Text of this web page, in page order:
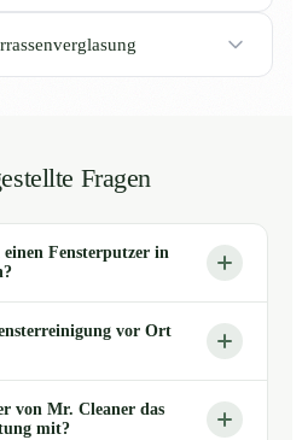
Fragen
Fensterputzer in
vor Ort
von Mr. Cleaner das
mit?